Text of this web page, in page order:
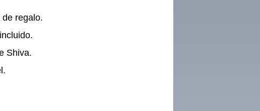
regalo.
Shiva.